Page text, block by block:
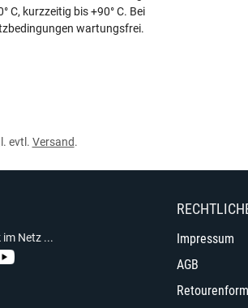
C, kurzzeitig bis +90° C. Bei
wartungsfrei.
evtl. Versand.
im Netz ...
Impressum
AGB